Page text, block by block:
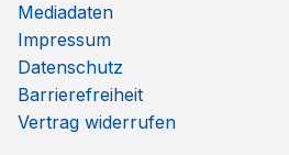
Mediadaten
Impressum
Datenschutz
Barrierefreiheit
Vertrag widerrufen